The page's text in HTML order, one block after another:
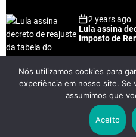
2 years ago
Lula assina
Imposto de
2 years ago
Lei Rouanet
que Lula
Nós utilizamos cookies para
experiência em nosso site. Se
assumimos que
Aceito